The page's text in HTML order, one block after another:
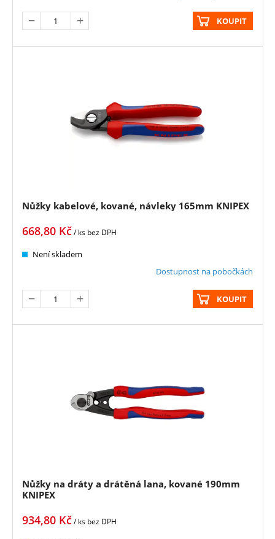
KOUPIT
Nůžky kabelové, kované, návleky 165mm KNIPEX
668,80 Kč/ ks bez DPH
Není skladem
Dostupnost na pobočkách
KOUPIT
Nůžky na dráty a drátěná lana, kované 190mm
KNIPEX
934,80 Kč/ ks bez DPH